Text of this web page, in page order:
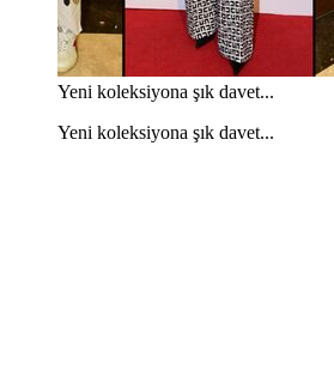
Yeni koleksiyona şık davet...
Yeni koleksiyona şık davet...